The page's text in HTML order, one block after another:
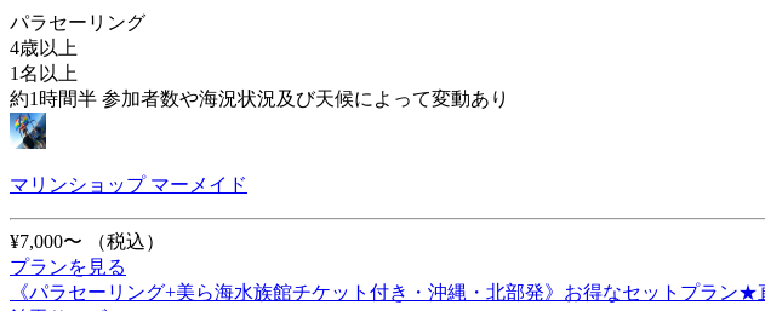
パラセーリング
4歳以上
1名以上
約1時間半 参加者数や海況状況及び天候によって変動あり
マリンショップ マーメイド
¥7,000〜
（税込）
プランを見る
《パラセーリング+美ら海水族館チケット付き・沖縄・北部発》お得なセットプラ